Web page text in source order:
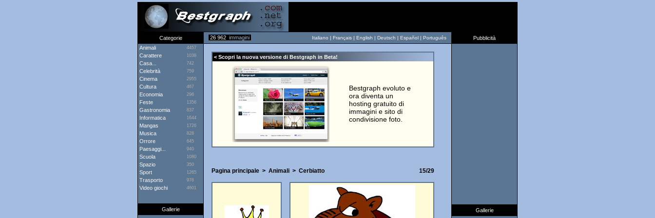
Categorie 26 962 immagini Italiano | Français | English | Deutsch | Español | Português
Pubblicità
Animali
4457
Carattere 1038
Casa... 742
Celebrità 759
Cinema 2955
Cultura 467
Economia 296
Feste 1356
Gastronomia 837
Informatica 1644
Mangas 1726
Musica 828
Orrore 645
Paesaggi... 940
Scuola 1080
Spazio 350
Sport 1265
Trasporto 976
Video giochi 4601
Gallerie
< Scopri la nuova versione di Bestgraph in Beta!
Bestgraph evoluto e
ora diventa un
hosting gratuito di
immagini e sito di
condivisione foto.
Pagina principale > Animali > Cerbiatto 15/29
Gallerie